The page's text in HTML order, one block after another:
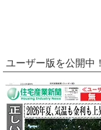
ユーザー版を公開中！